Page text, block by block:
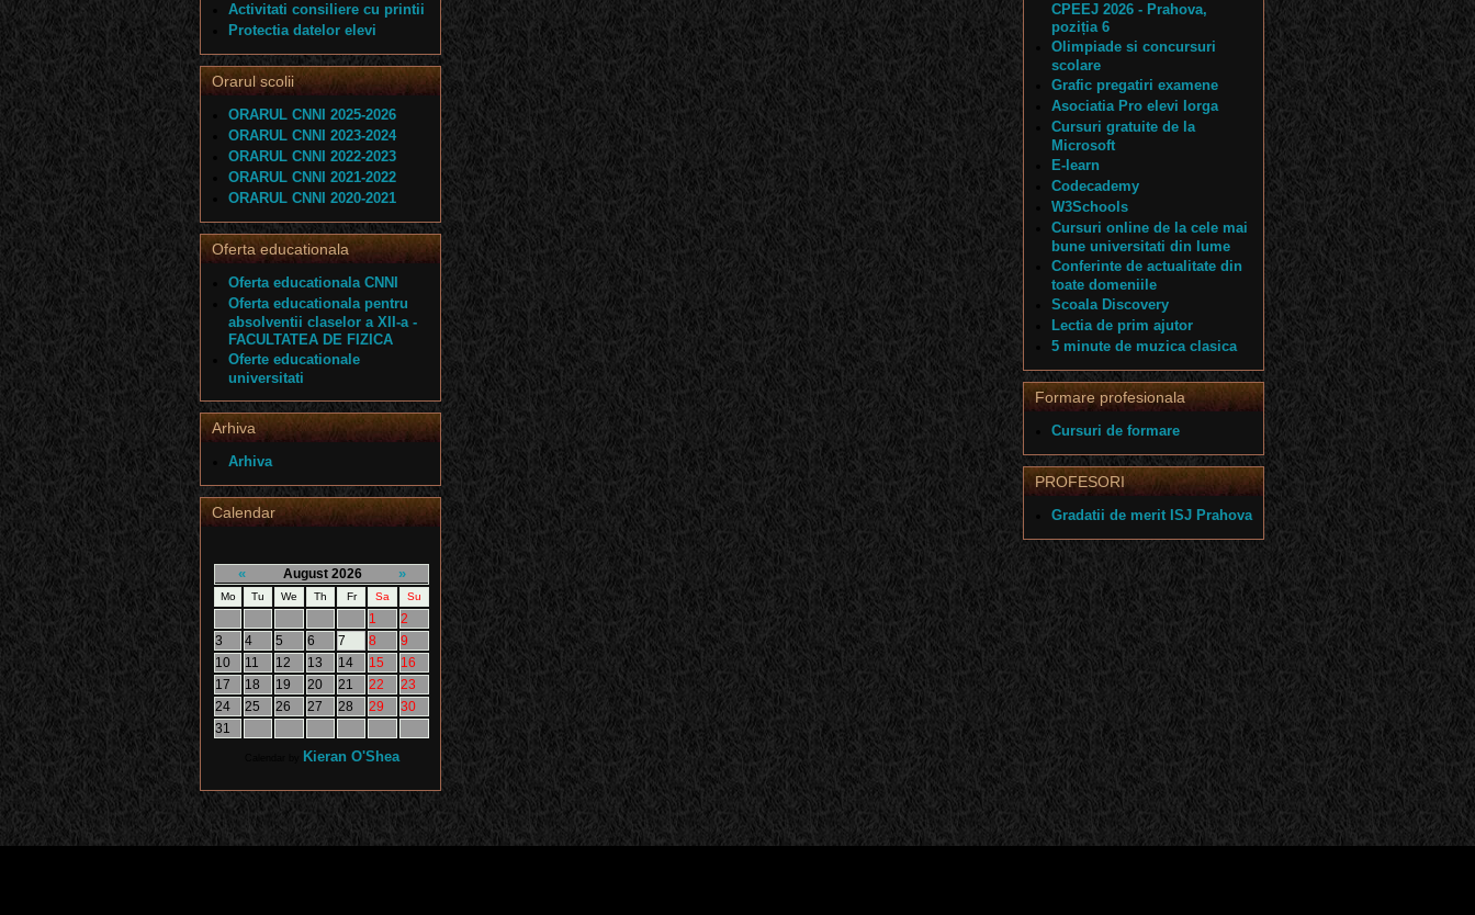
Activitati consiliere cu printii
Protectia datelor elevi
Orarul scolii
ORARUL CNNI 2025-2026
ORARUL CNNI 2023-2024
ORARUL CNNI 2022-2023
ORARUL CNNI 2021-2022
ORARUL CNNI 2020-2021
Oferta educationala
Oferta educationala CNNI
Oferta educationala pentru
absolventii claselor a XII-a -
FACULTATEA DE FIZICA
Oferte educationale
universitati
Arhiva
Arhiva
Calendar
« August 2026 »
Mo Tu We Th Fr Sa Su
1
2
3
4 5 6 7 8
9
10
11 12 13 14 15
16
17
18 19 20 21 22
23
24
25 26 27 28 29
30
31
Kieran O'Shea
CPEEJ 2026 - Prahova,
poziția 6
Olimpiade si concursuri
scolare
Grafic pregatiri examene
Asociatia Pro elevi Iorga
Cursuri gratuite de la
Microsoft
E-learn
Codecademy
W3Schools
Cursuri online de la cele mai
bune universitati din lume
Conferinte de actualitate din
toate domeniile
Scoala Discovery
Lectia de prim ajutor
5 minute de muzica clasica
Formare profesionala
Cursuri de formare
PROFESORI
Gradatii de merit ISJ Prahova